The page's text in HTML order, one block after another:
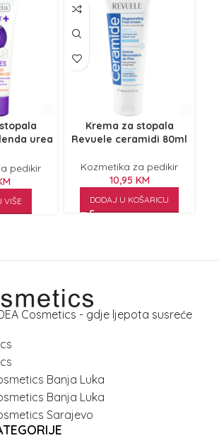
urea
pedikir
VIŠE
Krema za stopala
Revuele ceramidi 80ml
Kozmetika za pedikir
10,95 KM
DODAJ U KOŠARICU
Cosmetics - gdje ljepota susreće
Banja Luka
Banja Luka
Sarajevo